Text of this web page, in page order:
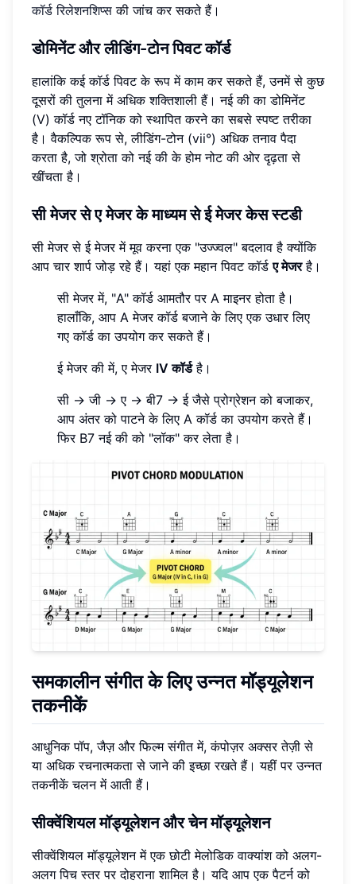
कॉर्ड रिलेशनशिप्स की जांच कर सकते हैं।
डोमिनेंट और लीडिंग-टोन पिवट कॉर्ड
हालांकि कई कॉर्ड पिवट के रूप में काम कर सकते हैं, उनमें से कुछ
दूसरों की तुलना में अधिक शक्तिशाली हैं। नई की का डोमिनेंट
(V) कॉर्ड नए टॉनिक को स्थापित करने का सबसे स्पष्ट तरीका
है। वैकल्पिक रूप से, लीडिंग-टोन (vii°) अधिक तनाव पैदा
करता है, जो श्रोता को नई की के होम नोट की ओर दृढ़ता से
खींचता है।
सी मेजर से ए मेजर के माध्यम से ई मेजर केस स्टडी
सी मेजर से ई मेजर में मूव करना एक "उज्ज्वल" बदलाव है क्योंकि
आप चार शार्प जोड़ रहे हैं। यहां एक महान पिवट कॉर्डए मेजरहै।
सी मेजर में, "A" कॉर्ड आमतौर पर A माइनर होता है।
हालाँकि, आप A मेजर कॉर्ड बजाने के लिए एक उधार लिए
गए कॉर्ड का उपयोग कर सकते हैं।
ई मेजर की में, ए मेजर IV कॉर्डहै।
सी -> जी -> ए -> बी7 -> ई जैसे प्रोग्रेशन को बजाकर,
आप अंतर को पाटने के लिए A कॉर्ड का उपयोग करते हैं।
फिर B7 नई की को "लॉक" कर लेता है।
समकालीन संगीत के लिए उन्नत मॉड्यूलेशन
तकनीकें
आधुनिक पॉप, जैज़ और फिल्म संगीत में, कंपोज़र अक्सर तेज़ी से
या अधिक रचनात्मकता से जाने की इच्छा रखते हैं। यहीं पर उन्नत
तकनीकें चलन में आती हैं।
सीक्वेंशियल मॉड्यूलेशनऔर चेन मॉड्यूलेशन
सीक्वेंशियल मॉड्यूलेशन में एक छोटी मेलोडिक वाक्यांश को अलग-
अलग पिच स्तर पर दोहराना शामिल है। यदि आप एक पैटर्न को